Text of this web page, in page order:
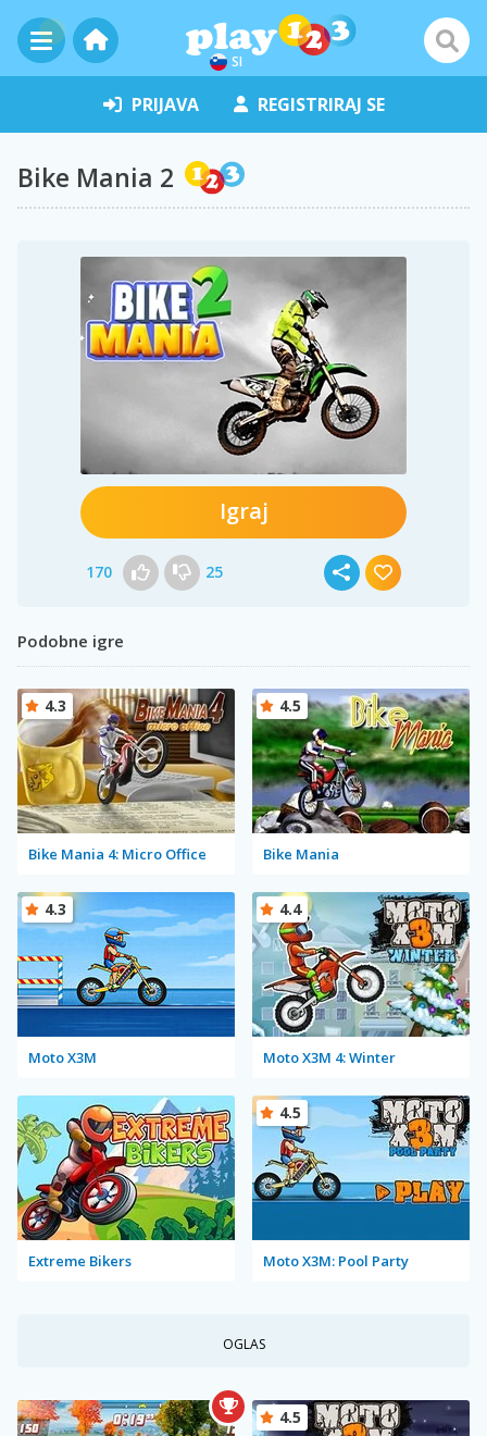
SI
PRIJAVA REGISTRIRAJ SE
Bike Mania 2
Igraj
170 25
Podobne igre
Bike Mania 4: Micro Office
4.3
Bike Mania
4.5
Moto X3M
4.3
Moto X3M 4: Winter
4.4
Extreme Bikers Moto X3M: Pool Party
4.5
OGLAS
4.5